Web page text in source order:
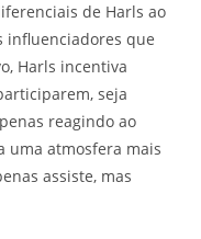
de Harls ao
influenciadores que
Harls incentiva
seja
reagindo ao
uma atmosfera mais
assiste, mas